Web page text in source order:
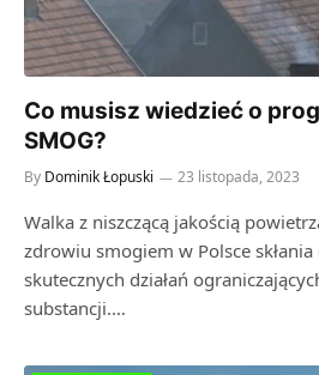
Co musisz wiedzieć o
SMOG?
By Dominik Łopuski 23 listopada, 2023
Walka z niszczącą jakością
zdrowiu smogiem w Polsce
skutecznych działań
substancji.…